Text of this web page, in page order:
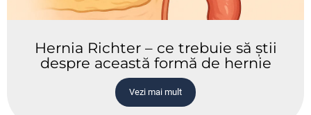
Hernia Richter – ce trebuie să știi
despre această formă de hernie
Vezi mai mult